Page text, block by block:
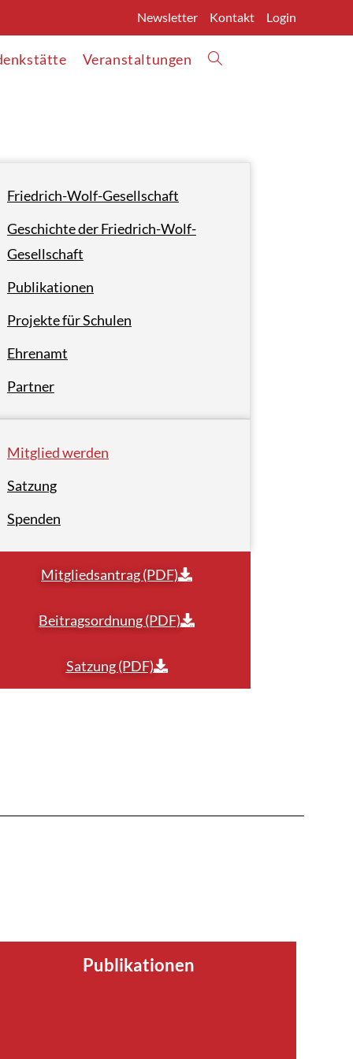
Newsletter Kontakt Login
Veranstaltungen
Friedrich-Wolf-Gesellschaft
Geschichte der Friedrich-Wolf-
Gesellschaft
Publikationen
Projekte für Schulen
Ehrenamt
Partner
Mitglied werden
Satzung
Spenden
Mitgliedsantrag (PDF)
Beitragsordnung (PDF)
Satzung (PDF)
Publikationen